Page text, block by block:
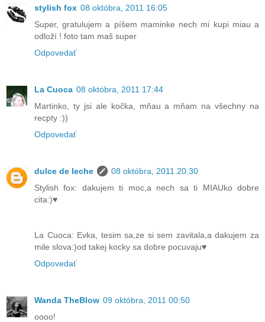
stylish fox 08 októbra, 2011 16:05
Super, gratulujem a píšem maminke nech mi kupi miau a
odloží ! foto tam maš super
Odpovedať
La Cuoca 08 októbra, 2011 17:44
Martinko, ty jsi ale kočka, mňau a mňam na všechny na
recpty :))
Odpovedať
dulce de leche
08 októbra, 2011 20:30
Stylish fox: dakujem ti moc,a nech sa ti MIAUko dobre
cita:)♥
La Cuoca: Evka, tesim sa,ze si sem zavitala,a dakujem za
mile slova:)od takej kocky sa dobre pocuvaju♥
Odpovedať
Wanda TheBlow 09 októbra, 2011 00:50
oooo!